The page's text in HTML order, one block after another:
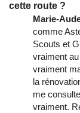
cette route ?
Marie-
comme
Scouts et
vraiment
vraiment
la
me
vraiment.